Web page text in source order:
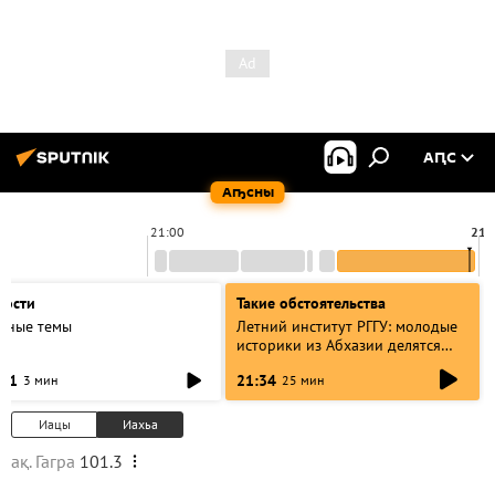
Аҧсны
АԤС
21:00
темы
3 мин
Такие обстоятельства
Летний институт РГГУ: молодые
историки из Абхазии делятся
21:34 25 мин
Иацы Иахьа
ақ. Гагра 101.3